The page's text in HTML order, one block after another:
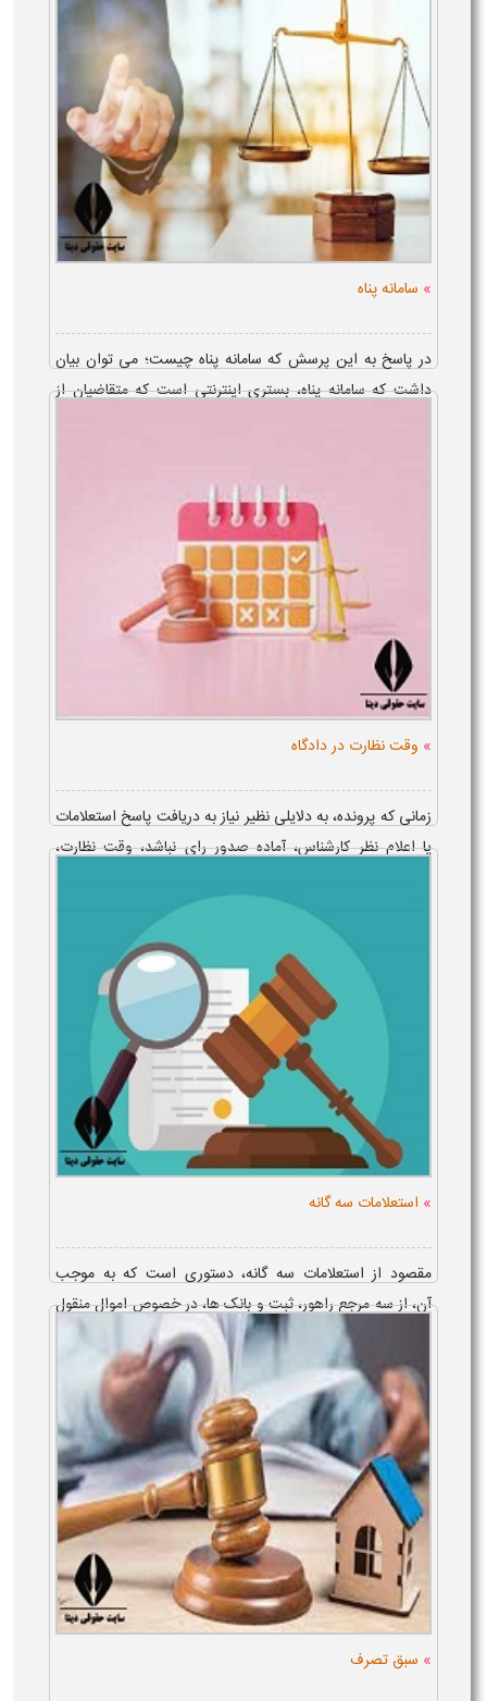
» سامانه پناه
در پاسخ به این پرسش که سامانه پناه چیست؛ می توان بیان
داشت که سامانه پناه، بستری اینترنتی است که متقاضیان از
» وقت نظارت در دادگاه
زمانی که پرونده، به دلایلی نظیر نیاز به دریافت پاسخ استعلامات
یا اعلام نظر کارشناس، آماده صدور رای نباشد، وقت نظارت،
» استعلامات سه گانه
مقصود از استعلامات سه گانه، دستوری است که به موجب
آن، از سه مرجع راهور، ثبت و بانک ها، در خصوص اموال منقول
یا غیر منقول با سند رسمی و موجودی حساب های بانکی محکوم
علیه دعاوی مالی یا...
» سبق تصرف